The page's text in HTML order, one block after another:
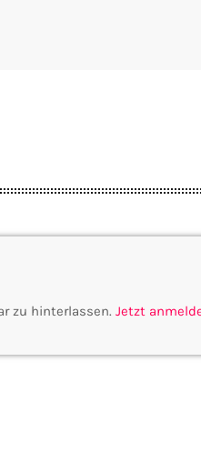
zu hinterlassen. Jetzt